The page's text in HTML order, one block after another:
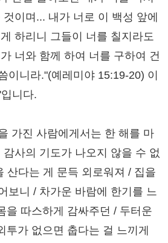
이며... 내가 너로 이 백성 앞에
하리니 그들이 너를 칠지라도
너와 함께 하여 너를 구하여 건
이니라."(예레미야 15:19-20) 이
니다.
가진 사람에게서는 한 해를 마
사의 기도가 나오지 않을 수 없
산다는 게 문득 외로워져 / 집을
보니 / 차가운 바람에 한기를 느
을 따스하게 감싸주던 / 두터운
투가 없으면 춥다는 걸 느끼게